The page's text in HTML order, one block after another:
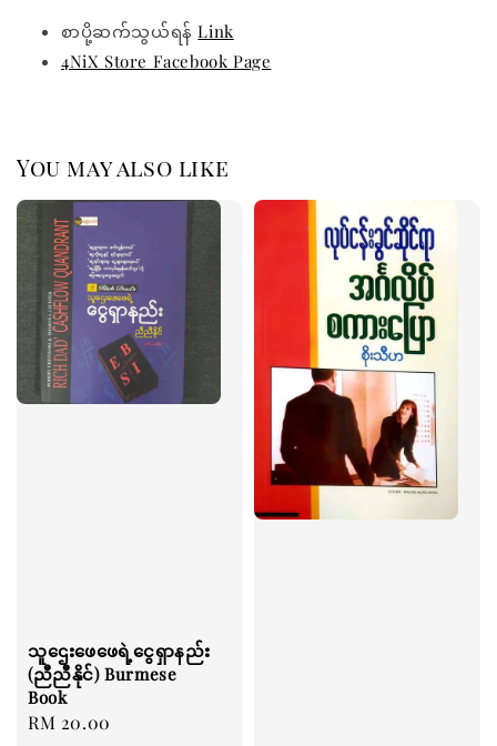
စာပို့ဆက်သွယ်ရန်Link
4NiX Store Facebook Page
You may also like
သူဌေးဖေဖေရဲ့ငွေရှာနည်း
(ညီညီနိုင်) Burmese
Book
Regular
RM 20.00